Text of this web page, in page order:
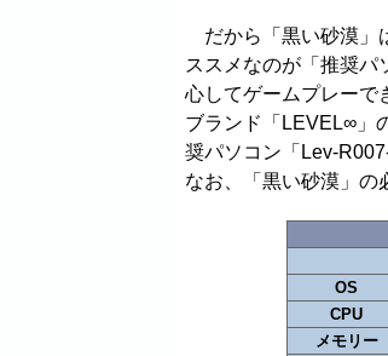
だから「黒い砂漠」
ススメなのが「推奨パ
心してゲームプレーで
ブランド「LEVEL∞」
奨パソコン「Lev-
なお、「黒い砂漠」の
OS
CPU
メモリー